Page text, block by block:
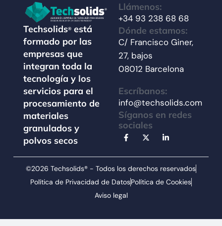
Techsolids®está
formado por las
empresas que
integran toda la
tecnología y los
servicios para el
procesamiento de
materiales
granulados y
polvos secos
Llámenos:
+34 93 238 68 68
Dónde estamos:
C/ Francisco Giner,
27, bajos
08012 Barcelona
Escríbanos:
info@techsolids.com
Síganos en redes
sociales
©2026 Techsolids® - Todos los derechos reservados
Política de Privacidad de DatosPolítica de Cookies
Aviso legal